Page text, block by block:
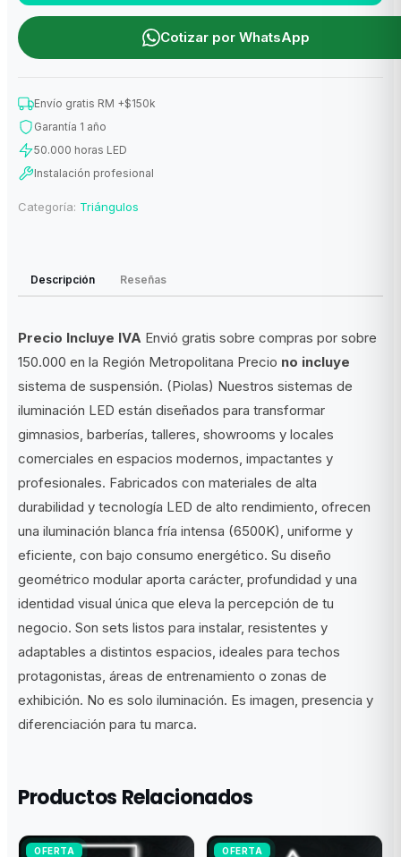
m
(308W)
cantidad
Cotizar por WhatsApp
Envío gratis RM +$150k
Garantía 1 año
50.000 horas LED
Instalación profesional
Categoría: Triángulos
Descripción Reseñas
Precio Incluye IVA Envió gratis sobre compras por sobre
150.000 en la Región Metropolitana Precio no incluye
sistema de suspensión. (Piolas) Nuestros sistemas de
iluminación LED están diseñados para transformar
gimnasios, barberías, talleres, showrooms y locales
comerciales en espacios modernos, impactantes y
profesionales. Fabricados con materiales de alta
durabilidad y tecnología LED de alto rendimiento, ofrecen
una iluminación blanca fría intensa (6500K), uniforme y
eficiente, con bajo consumo energético. Su diseño
geométrico modular aporta carácter, profundidad y una
identidad visual única que eleva la percepción de tu
negocio. Son sets listos para instalar, resistentes y
adaptables a distintos espacios, ideales para techos
protagonistas, áreas de entrenamiento o zonas de
exhibición. No es solo iluminación. Es imagen, presencia y
diferenciación para tu marca.
Productos Relacionados
OFERTA OFERTA